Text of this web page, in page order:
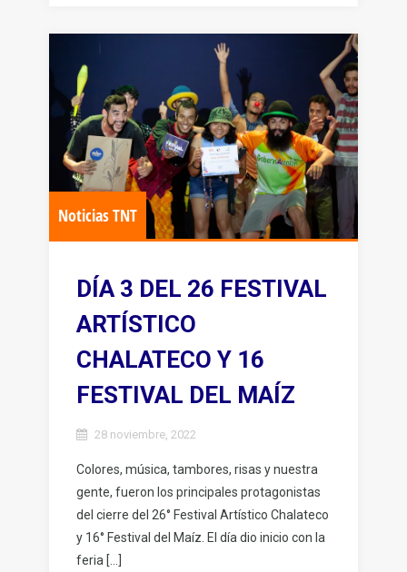
Noticias TNT
DÍA 3 DEL 26 FESTIVAL
ARTÍSTICO
CHALATECO Y 16
FESTIVAL DEL MAÍZ
28 noviembre, 2022
Colores, música, tambores, risas y nuestra
gente, fueron los principales protagonistas
del cierre del 26° Festival Artístico Chalateco
y 16° Festival del Maíz. El día dio inicio con la
feria […]